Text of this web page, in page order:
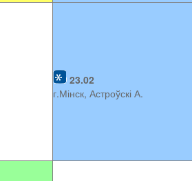
23.02
г.Мінск, Астроўскі А.